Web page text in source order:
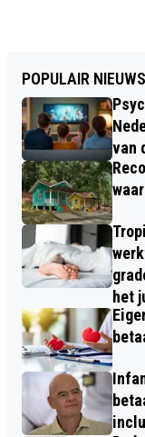
POPULAIR NIEUWS
van
het